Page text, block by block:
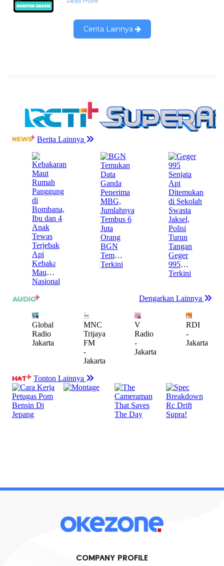
COMPANY PROFILE